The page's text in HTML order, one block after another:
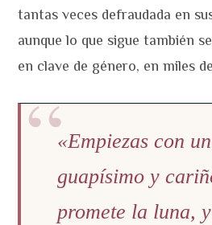
tantas veces defraudada en
aunque lo que sigue también
en clave de género, en miles
«Empiezas con
guapísimo y
promete la luna,